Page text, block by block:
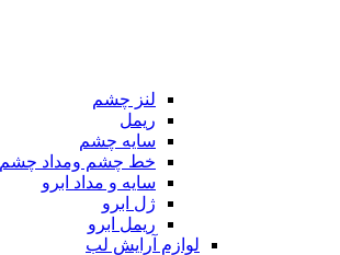
لنز چشم
ریمل
سایه چشم
خط چشم ومداد چشم
سایه و مداد ابرو
ژل ابرو
ریمل ابرو
لوازم آرایش لب